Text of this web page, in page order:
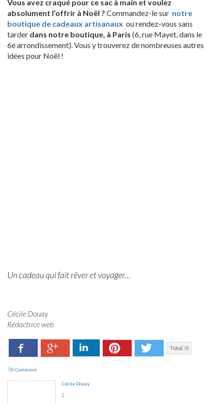
Vous avez craqué pour ce sac à main et voulez
absolument l’offrir à Noël ? Commandez-le sur notre
boutique de cadeaux artisanaux ou rendez-vous sans
tarder dans notre boutique, à Paris (6, rue Mayet, dans le
6e arrondissement). Vous y trouverez de nombreuses autres
idées pour Noël !
Un cadeau qui fait rêver et voyager…
Cécile Douay
Rédactrice web
Facebook Google+ LinkedIn Pinterest Twitter
Total :0
0 Comment
Cécile Douay